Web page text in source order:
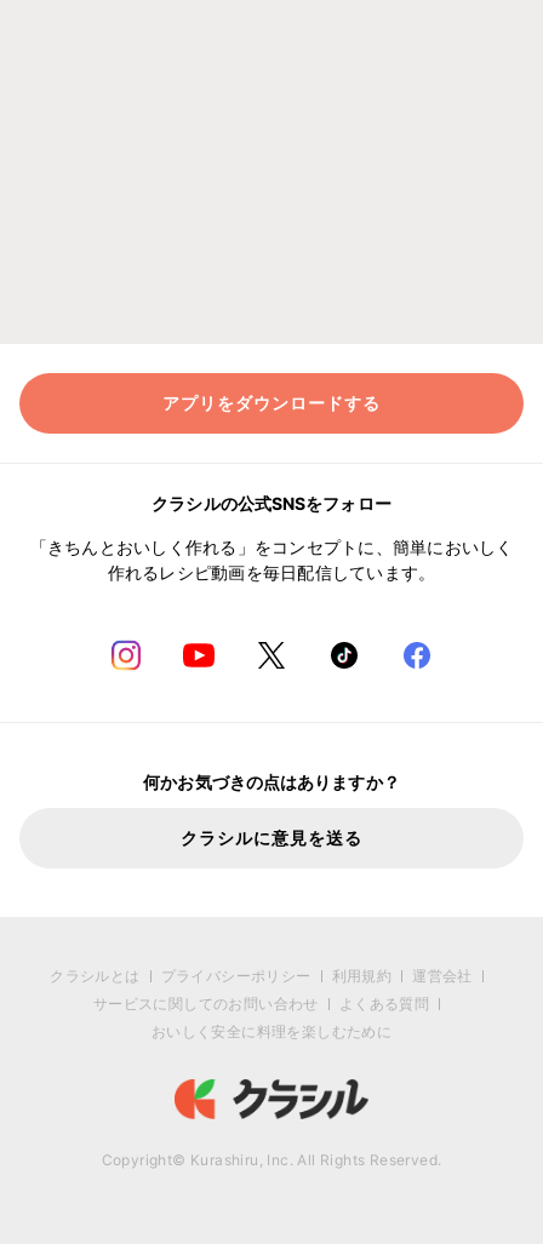
アプリをダウンロードする
クラシルの公式SNSをフォロー
「きちんとおいしく作れる」をコンセプトに、簡単においしく
作れるレシピ動画を毎日配信しています。
何かお気づきの点はありますか？
クラシルに意見を送る
クラシルとは プライバシーポリシー 利用規約
運営会社
サービスに関してのお問い合わせ
よくある質問
おいしく安全に料理を楽しむために
Copyright© Kurashiru, Inc. All Rights Reserved.